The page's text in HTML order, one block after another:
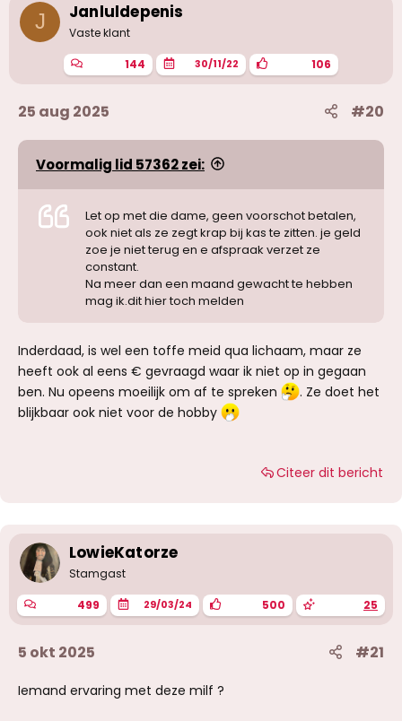
n
g
J Janluldepenis
Vaste klant
144 30/11/22 106
25 aug 2025 #20
Voormalig lid 57362 zei:
Let op met die dame, geen voorschot betalen,
ook niet als ze zegt krap bij kas te zitten. je geld
zoe je niet terug en e afspraak verzet ze
constant.
Na meer dan een maand gewacht te hebben
mag ik.dit hier toch melden
Inderdaad, is wel een toffe meid qua lichaam, maar ze
heeft ook al eens € gevraagd waar ik niet op in gegaan
ben. Nu opeens moeilijk om af te spreken
. Ze doet het
blijkbaar ook niet voor de hobby
Citeer dit bericht
LowieKatorze
Stamgast
499 29/03/24 500 25
5 okt 2025 #21
Iemand ervaring met deze milf ?